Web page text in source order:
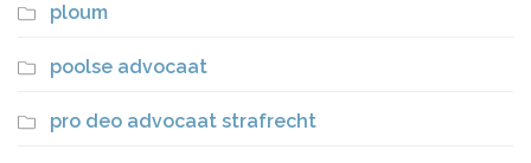
ploum
poolse advocaat
pro deo advocaat strafrecht